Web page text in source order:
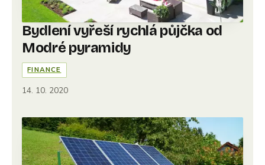
Bydlení vyřeší rychlá půjčka od
Modré pyramidy
FINANCE
14. 10. 2020